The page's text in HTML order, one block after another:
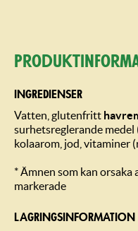
INGREDIENSER
Vatten, glutenfritt
surhetsreglerande medel
kolaarom, jod, vitaminer
* Ämnen som kan
markerade
LAGRINGSIN­FORMATION